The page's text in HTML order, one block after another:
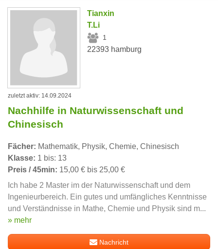
Tianxin
T.Li
1
22393 hamburg
zuletzt aktiv: 14.09.2024
Nachhilfe in Naturwissenschaft und
Chinesisch
Fächer: Mathematik, Physik, Chemie, Chinesisch
Klasse: 1 bis: 13
Preis / 45min: 15,00 € bis 25,00 €
Ich habe 2 Master im der Naturwissenschaft und dem
Ingenieurbereich. Ein gutes und umfängliches Kenntnisse
und Verständnisse in Mathe, Chemie und Physik sind m...
» mehr
Nachricht